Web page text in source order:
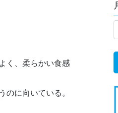
く、柔らかい食感
のに向いている。